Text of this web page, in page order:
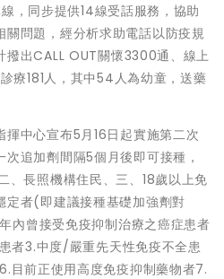
，同步提供14線受話服務，協助
關問題，經分析求助電話以防疫規
撥出CALL OUT關懷3300通、線上
療181人，其中54人為幼童，送藥
中心宣布5月16日起實施第二次
追加劑間隔5個月後即可接種，
、長照機構住民、三、18歲以上免
定者(即建議接種基礎加強劑對
內曾接受免疫抑制治療之癌症患者
者3.中度/嚴重先天性免疫不全患
目前正使用高度免疫抑制藥物者7.